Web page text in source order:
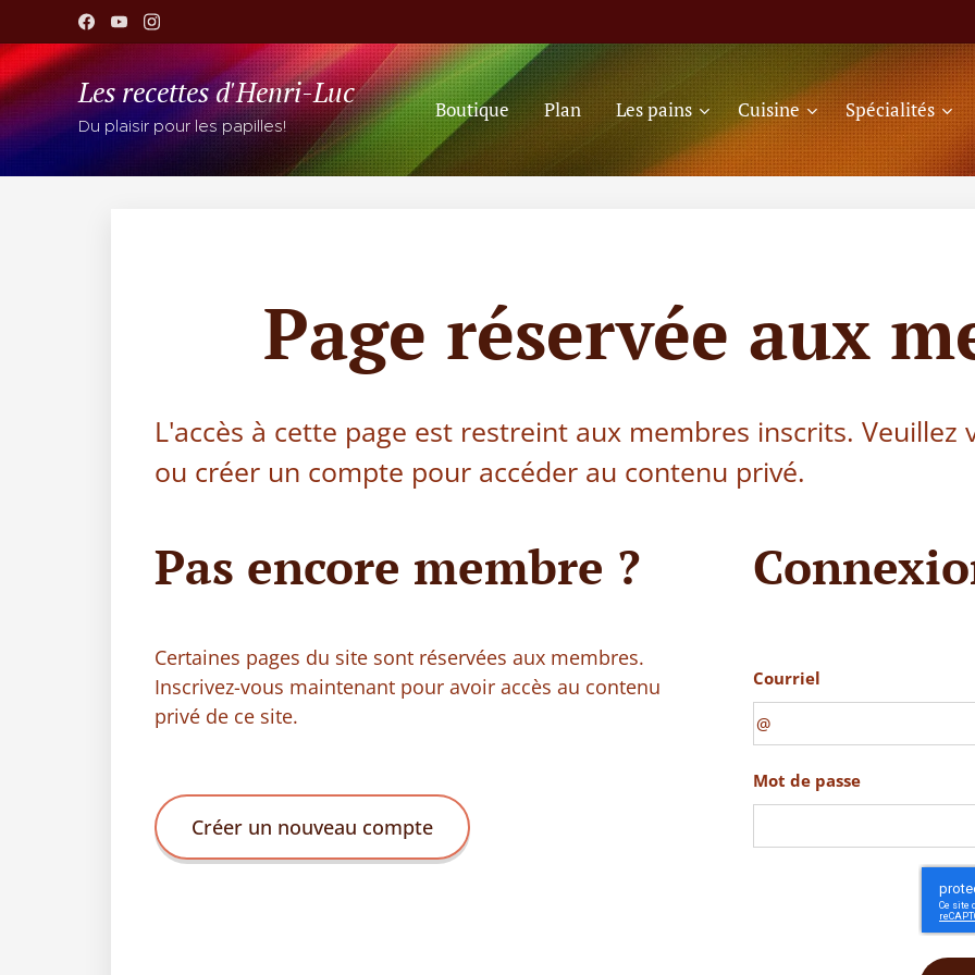
Les recettes d'Henri-Luc
Du plaisir pour les papilles!
Boutique Plan Les pains Cuisine Spécialités
Page réservée aux
L'accès à cette page est restreint aux membres inscrits. Veuillez
ou créer un compte pour accéder au contenu privé.
Pas encore membre ?
Certaines pages du site sont réservées aux membres.
Inscrivez-vous maintenant pour avoir accès au contenu
privé de ce site.
Créer un nouveau compte
Courriel
Mot de passe